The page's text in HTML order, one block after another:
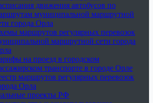
движения автобусов по
муниципальной маршрутной
города Орла
маршрутов регулярных перевозок
маршрутной сети города
на проезд в городском
транспорте в городе Орле
маршрутов регулярных перевозок
Орла
проекты РФ